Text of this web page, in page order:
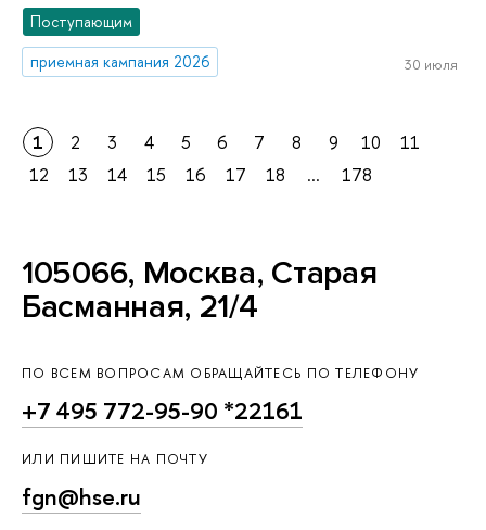
Поступающим
приемная кампания 2026
30 июля
1 2 3 4 5 6 7 8 9 10
11
12
13 14 15 16 17 18 ... 178
105066, Москва, Старая
Басманная, 21/4
ПО ВСЕМ ВОПРОСАМ ОБРАЩАЙТЕСЬ ПО ТЕЛЕФОНУ
+7 495 772-95-90 *22161
ИЛИ ПИШИТЕ НА ПОЧТУ
fgn@hse.ru